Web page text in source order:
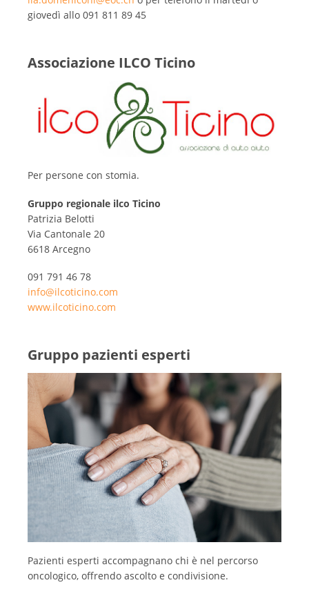
giovedì allo 091 811 89 45
Associazione ILCO Ticino
Per persone con stomia.
Gruppo regionale ilco Ticino
Patrizia Belotti
Via Cantonale 20
6618 Arcegno
091 791 46 78
info@ilcoticino.com
www.ilcoticino.com
Gruppo pazienti esperti
Pazienti esperti accompagnano chi è nel percorso
oncologico, offrendo ascolto e condivisione.